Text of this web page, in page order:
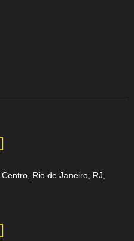
Rio de Janeiro, RJ,